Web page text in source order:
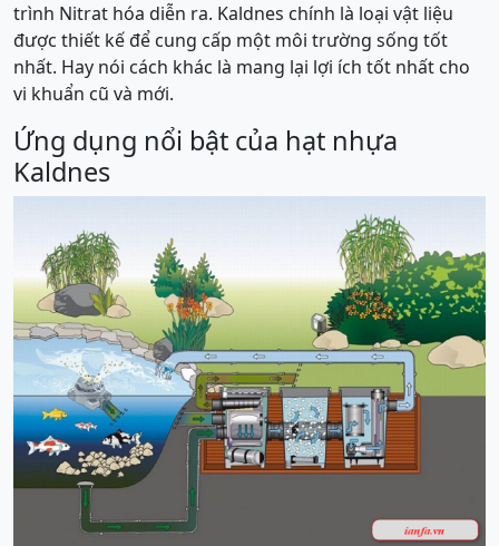
trình Nitrat hóa diễn ra. Kaldnes chính là loại vật liệu
được thiết kế để cung cấp một môi trường sống tốt
nhất. Hay nói cách khác là mang lại lợi ích tốt nhất cho
vi khuẩn cũ và mới.
Ứng dụng nổi bật của hạt nhựa
Kaldnes